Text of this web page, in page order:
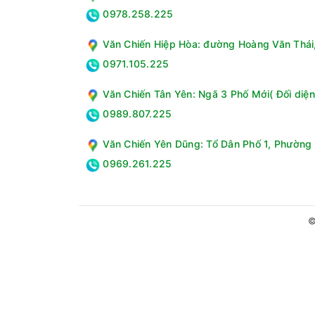
0978.258.225
Văn Chiến Hiệp Hòa: đường Hoàng Văn
0971.105.225
Văn Chiến Tân Yên: Ngã 3 Phố Mới( Đối
0989.807.225
Văn Chiến Yên Dũng: Tổ Dân Phố 1,
0969.261.225